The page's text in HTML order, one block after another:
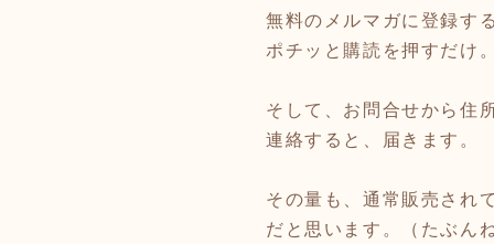
無料のメルマガに登録す
ポチッと購読を押すだけ。
そして、お問合せから住
連絡すると、届きます。
その量も、通常販売され
だと思います。（たぶんね